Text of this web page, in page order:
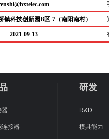
镇科技创新园B区-7（南阳南村）
2021-09-13
器
连接器
研发
R&D
模具能力